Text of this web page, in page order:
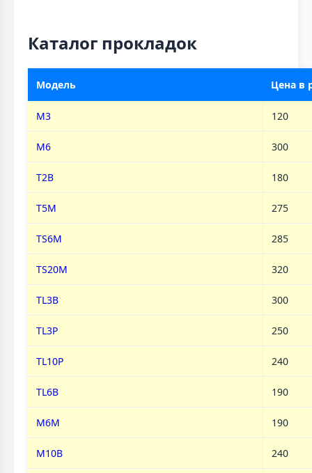
Каталог прокладок
Модель Цена в
M3 120
M6 300
T2B 180
T5M 275
TS6M 285
TS20M 320
TL3B 300
TL3P 250
TL10P 240
TL6B 190
M6M 190
M10B 240